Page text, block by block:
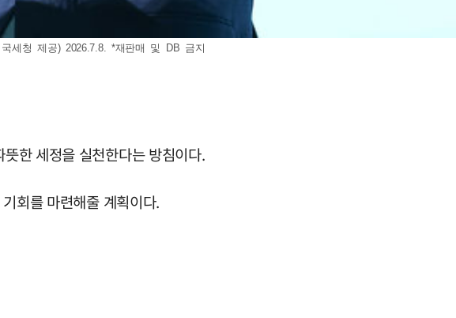
세청 제공) 2026.7.8. *재판매 및 DB 금지
한 세정을 실천한다는 방침이다.
회를 마련해줄 계획이다.